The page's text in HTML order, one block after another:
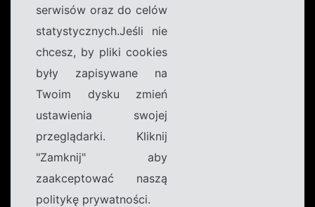
serwisów oraz do celów
statystycznych.Jeśli nie
chcesz, by pliki cookies
były zapisywane na
Twoim dysku zmień
ustawienia swojej
przeglądarki. Kliknij
"Zamknij" aby
zaakceptować naszą
politykę prywatności.